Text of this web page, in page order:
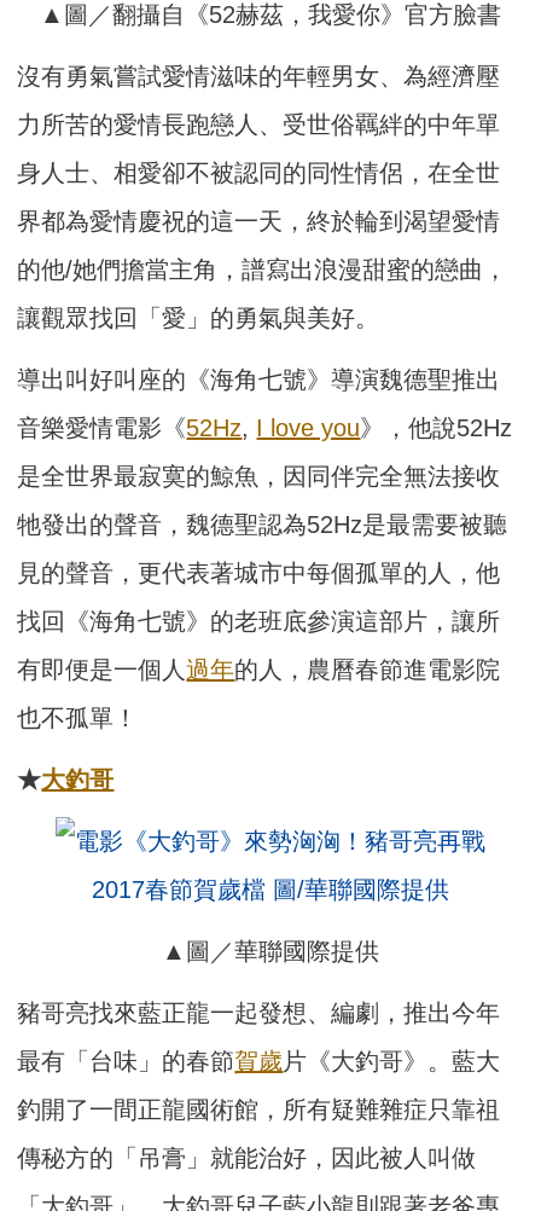
▲圖／翻攝自《52赫茲，我愛你》官方臉書
沒有勇氣嘗試愛情滋味的年輕男女、為經濟壓
力所苦的愛情長跑戀人、受世俗羈絆的中年單
身人士、相愛卻不被認同的同性情侶，在全世
界都為愛情慶祝的這一天，終於輪到渴望愛情
的他/她們擔當主角，譜寫出浪漫甜蜜的戀曲，
讓觀眾找回「愛」的勇氣與美好。
導出叫好叫座的《海角七號》導演魏德聖推出
音樂愛情電影《52Hz, I love you》，他說52Hz
是全世界最寂寞的鯨魚，因同伴完全無法接收
牠發出的聲音，魏德聖認為52Hz是最需要被聽
見的聲音，更代表著城市中每個孤單的人，他
找回《海角七號》的老班底參演這部片，讓所
有即便是一個人過年的人，農曆春節進電影院
也不孤單！
★大釣哥
▲圖／華聯國際提供
豬哥亮找來藍正龍一起發想、編劇，推出今年
最有「台味」的春節賀歲片《大釣哥》。藍大
釣開了一間正龍國術館，所有疑難雜症只靠祖
傳秘方的「吊膏」就能治好，因此被人叫做